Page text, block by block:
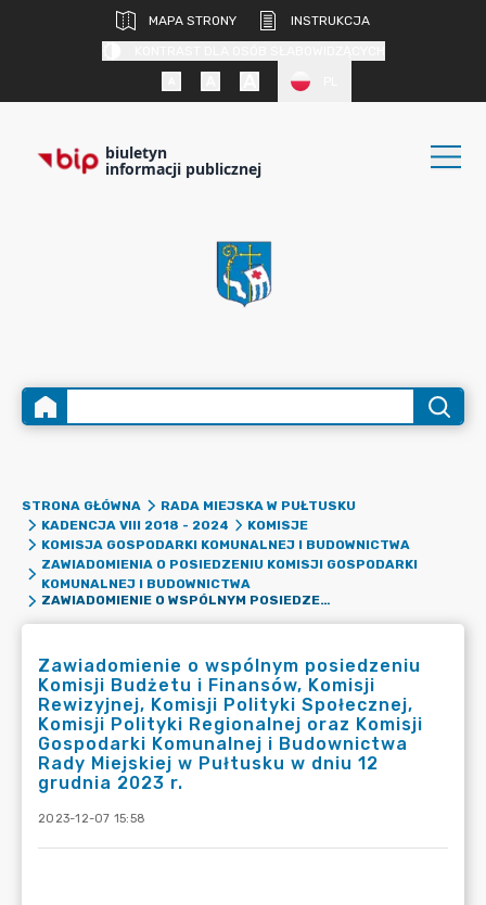
MAPA STRONY
INSTRUKCJA
biuletyn
informacji publicznej
STRONA GŁÓWNA
RADA MIEJSKA W PUŁTUSKU
KADENCJA VIII 2018 - 2024
KOMISJE
KOMISJA GOSPODARKI KOMUNALNEJ I BUDOWNICTWA
ZAWIADOMIENIA O POSIEDZENIU KOMISJI GOSPODARKI
KOMUNALNEJ I BUDOWNICTWA
ZAWIADOMIENIE O WSPÓLNYM POSIEDZENIU KOMISJI BUDŻETU I FINANSÓW, KOMISJI REWIZYJNEJ, KOMISJI POLITYKI SPOŁECZNEJ, KOMISJI POLITYKI REGIONALNEJ ORAZ KOMISJI GOSPODARKI KOMUNALNEJ I BUDOWNICTWA RADY MIEJSKIEJ W PUŁTUSKU W DNIU 12 GRUDNIA 2023 R.
Zawiadomienie o wspólnym posiedzeniu
Komisji Budżetu i Finansów, Komisji
Rewizyjnej, Komisji Polityki Społecznej,
Komisji Polityki Regionalnej oraz Komisji
Gospodarki Komunalnej i Budownictwa
Rady Miejskiej w Pułtusku w dniu 12
grudnia 2023 r.
2023-12-07 15:58